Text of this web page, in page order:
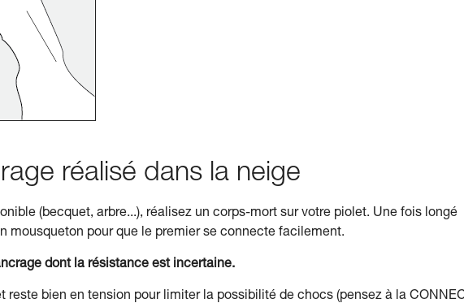
réalisé dans la neige
(becquet, arbre...), réalisez un corps-mort sur votre piolet. Une fois longé
mousqueton pour que le premier se connecte facilement.
dont la résistance est incertaine.
reste bien en tension pour limiter la possibilité de chocs (pensez à la